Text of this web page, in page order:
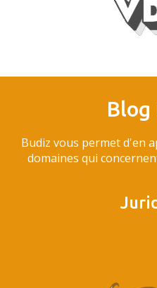
Blog
Budiz vous permet d'en
domaines qui